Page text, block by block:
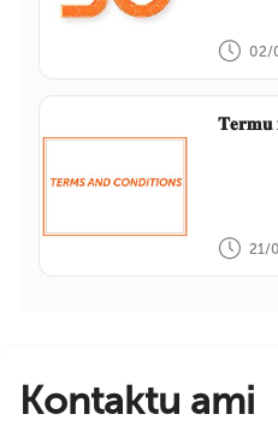
02/
𝐓𝐞𝐫𝐦𝐮
21/
Kontaktu ami